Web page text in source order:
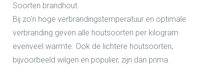
Soorten brandhout.
Bij zo’n hoge verbrandingstemperatuur en optimale
verbranding geven alle houtsoorten per kilogram
evenveel warmte. Ook de lichtere houtsoorten,
bijvoorbeeld wilgen en populier, zijn dan prima.